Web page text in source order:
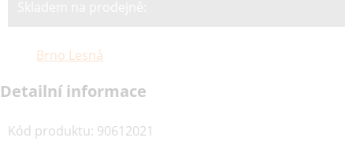
Brno Lesná
Detailní informace
Kód produktu: 90612021